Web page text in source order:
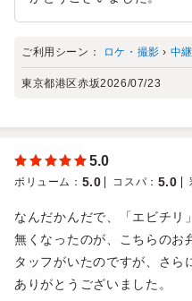
ご利用シーン： ロケ・撮影 › 中継
東京都港区赤坂2026/07/23
5.0
ボリューム ： 5.0 コスパ ： 5.0
なんだかんだで、「エビチリ
無くなったのが、こちらのお
タッフがいたのですが、さら
ありがとうございました。